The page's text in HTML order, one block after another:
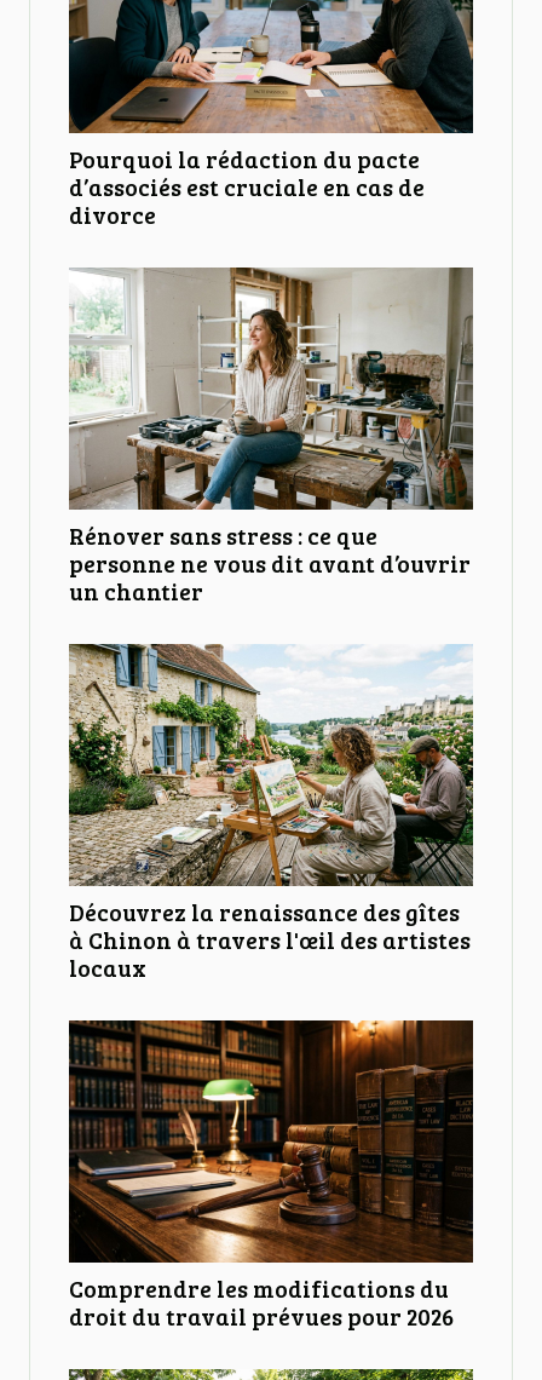
Pourquoi la rédaction du pacte
d’associés est cruciale en cas de
divorce
Rénover sans stress : ce que
personne ne vous dit avant d’ouvrir
un chantier
Découvrez la renaissance des gîtes
à Chinon à travers l'œil des artistes
locaux
Comprendre les modifications du
droit du travail prévues pour 2026